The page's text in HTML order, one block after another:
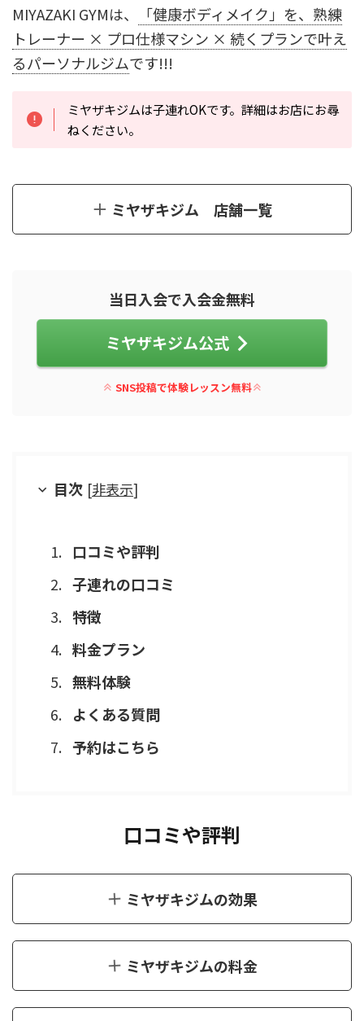
MIYAZAKI GYMは、
「健康ボディメイク」を、熟練
トレーナー × プロ仕様マシン × 続くプランで叶え
るパーソナルジムです!!!
ミヤザキジムは子連れOKです。詳細はお店にお尋
ねください。
ミヤザキジム 店舗一覧
当日入会で入会金無料
ミヤザキジム公式
SNS投稿で体験レッスン無料
目次 [非表示]
口コミや評判
子連れの口コミ
特徴
料金プラン
無料体験
よくある質問
予約はこちら
口コミや評判
ミヤザキジムの効果
ミヤザキジムの料金